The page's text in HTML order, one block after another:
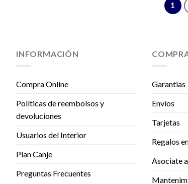
1
INFORMACIÓN
Compra Online
Políticas de reembolsos y
devoluciones
Usuarios del Interior
Plan Canje
Preguntas Frecuentes
Garantias
Envíos
Tarjetas
Regalos
Asociate